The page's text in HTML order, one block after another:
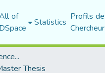
of
DSpace Statistics Profils
Institute of Sports Sciences and Techniques
Thesis